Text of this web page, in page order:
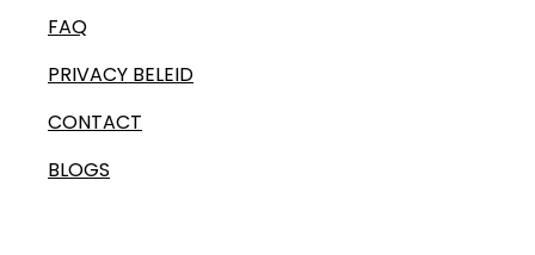
FAQ
PRIVACY BELEID
CONTACT
BLOGS